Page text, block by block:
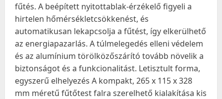
fűtés. A beépített nyitottablak-érzékelő figyeli a
hirtelen hőmérsékletcsökkenést, és
automatikusan lekapcsolja a fűtést, így elkerülhető
az energiapazarlás. A túlmelegedés elleni védelem
és az alumínium törölközőszárító tovább növelik a
biztonságot és a funkcionalitást. Letisztult forma,
egyszerű elhelyezés A kompakt, 265 x 115 x 328
mm méretű fűtőtest falra szerelhető kialakítása kis